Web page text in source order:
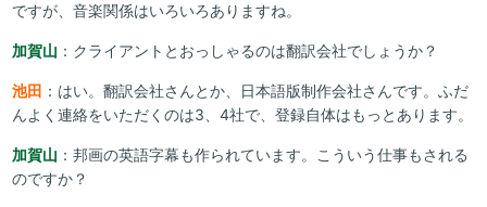
ですが、音楽関係はいろいろありますね。
加賀山 ：クライアントとおっしゃるのは翻訳会社でしょうか？
池田 ：はい。翻訳会社さんとか、日本語版制作会社さんです。ふだ
んよく連絡をいただくのは3、4社で、登録自体はもっとあります。
加賀山 ：邦画の英語字幕も作られています。こういう仕事もされる
のですか？